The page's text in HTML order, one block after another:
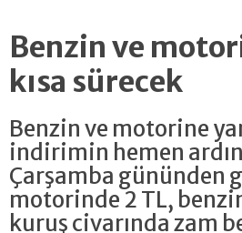
Benzin ve
kısa sürecek
Benzin ve motorine
indirimin hemen
Çarşamba gününden
motorinde 2 TL,
kuruş civarında zam